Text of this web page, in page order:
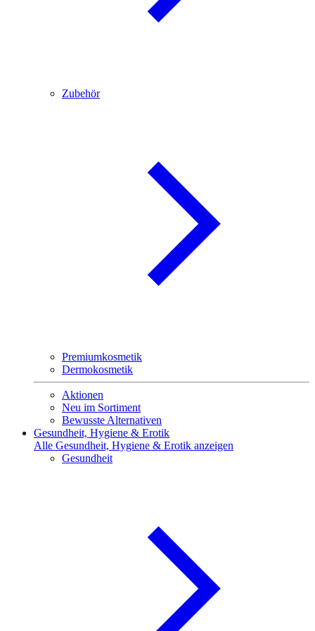
Zubehör
Premiumkosmetik
Dermokosmetik
Aktionen
Neu im Sortiment
Bewusste Alternativen
Gesundheit, Hygiene & Erotik
Alle Gesundheit, Hygiene & Erotik anzeigen
Gesundheit